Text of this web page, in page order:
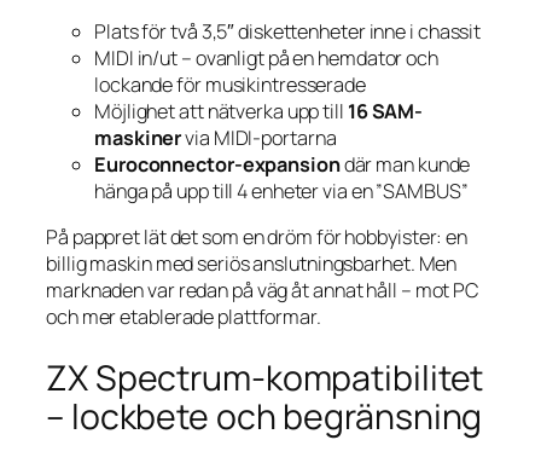
Plats för två 3,5″ diskettenheter inne i chassit
MIDI in/ut – ovanligt på en hem­dator och
lockande för musikintresserade
Möjlighet att nätverka upp till 16 SAM-
maskinervia MIDI-portarna
Euroconnector-expansiondär man kunde
hänga på upp till 4 enheter via en ”SAMBUS”
På pappret lät det som en dröm för hobbyister: en
billig maskin med seriös anslutningsbarhet. Men
marknaden var redan på väg åt annat håll – mot PC
och mer etablerade plattformar.
ZX Spectrum-kompatibilitet
– lockbete och begränsning